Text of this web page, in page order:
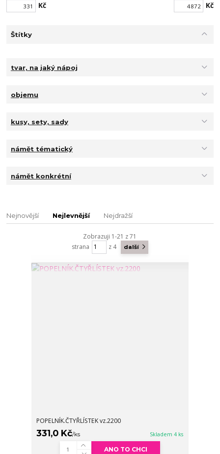
Kč Kč
Štítky
tvar, na jaký nápoj
objemu
kusy, sety, sady
námět tématický
námět konkrétní
Nejnovější Nejlevnější Nejdražší
Zobrazuji 1-21 z 71
strana
z 4 další
POPELNÍK.ČTYŘLÍSTEK vz.2200
331,0 Kč/ks Skladem 4 ks
ANO TO CHCI